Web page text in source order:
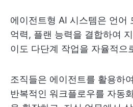
에이전트형 AI 시스템은 언어
억력, 플랜 능력을 결합하여
이도 다단계 작업을 자율적으
조직들은 에이전트를 활용하
반복적인 워크플로우를 자동